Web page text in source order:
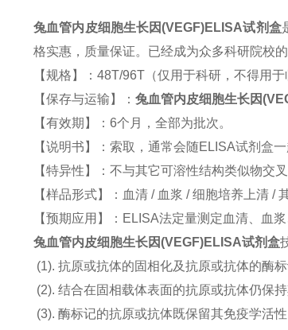
兔血管内皮细胞生长因(VEGF)ELISA试剂盒
格实惠，质量保证。已经成为众多科研院
【规格】：48T/96T（仅用于科研，不得用于
【保存与运输】： 兔血管内皮细胞生长因
【有效期】：6个月，全部为批次。
【说明书】：索取，通常会随ELISA试剂盒一
【特异性】：不与其它可溶性结构类似物交叉
【样品形式】：血清 / 血浆 / 细胞培养上清 /
【预期应用】：ELISA法定量测定血清、血
兔血管内皮细胞生长因(VEGF)ELISA试剂盒
(1). 抗原或抗体的固相化及抗原或抗体的酶标
(2). 结合在固相载体表面的抗原或抗体仍保持
(3). 酶标记的抗原或抗体既保留其免疫学活性